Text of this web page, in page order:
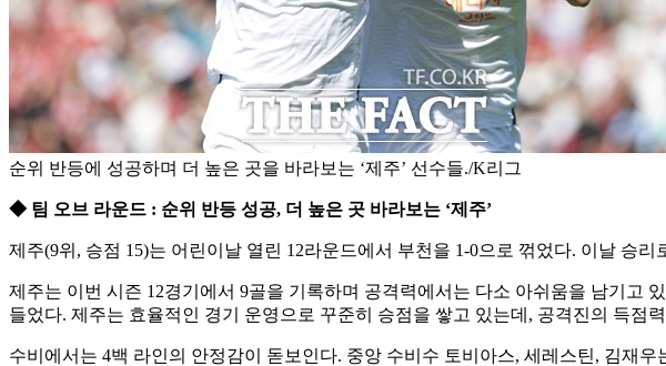
순위 반등에 성공하며 더 높은 곳을 바라보는 ‘제주’ 선수들./K리그
◆ 팀 오브 라운드 : 순위 반등 성공, 더 높은 곳 바라보는 ‘제주’
제주(9위, 승점 15)는 어린이날 열린 12라운드에서 부천을 1-0으로 꺾었다. 이날 승
제주는 이번 시즌 12경기에서 9골을 기록하며 공격력에서는 다소 아쉬움을 남기고
들었다. 제주는 효율적인 경기 운영으로 꾸준히 승점을 쌓고 있는데, 공격진의 득점
수비에서는 4백 라인의 안정감이 돋보인다. 중앙 수비수 토비아스, 세레스틴, 김재